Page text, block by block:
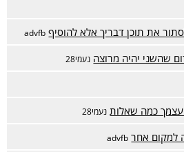
את תוכן דבריך אלא להוסיף advfb
שהשני יהיה מרוצה נעמי28
כמה שאלות נעמי28
למקום אחר advfb